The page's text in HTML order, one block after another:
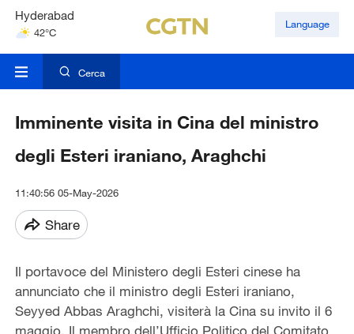
Hyderabad
42°C
Mumbai
Language
Cerca
Imminente visita in Cina del ministro
degli Esteri iraniano, Araghchi
11:40:56 05-May-2026
Share
Il portavoce del Ministero degli Esteri cinese ha
annunciato che il ministro degli Esteri iraniano,
Seyyed Abbas Araghchi, visiterà la Cina su invito il 6
maggio. Il membro dell’Ufficio Politico del Comitato